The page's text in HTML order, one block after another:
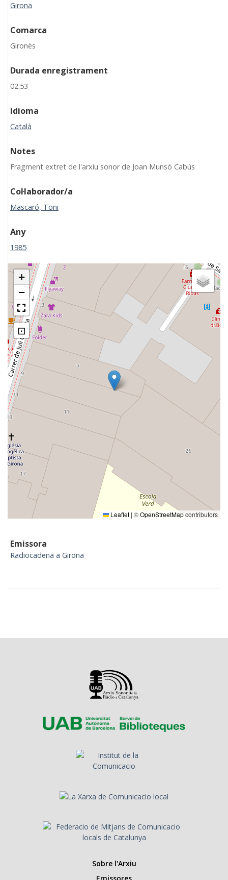
Girona
Comarca
Gironès
Durada enregistrament
02:53
Idioma
Català
Notes
Fragment extret de l'arxiu sonor de Joan Munsó Cabús
Col·laborador/a
Mascaró, Toni
Any
1985
+
−
⊡
Leaflet | ©OpenStreetMapcontributors
Emissora
Radiocadena a Girona
Sobre l'Arxiu